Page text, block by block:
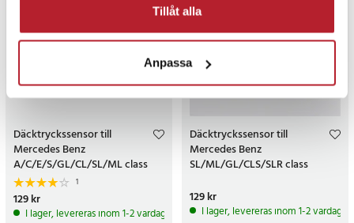
Tillåt alla
Anpassa
Däcktryckssensor till
Mercedes Benz
A/C/E/S/GL/CL/SL/ML class
1
Pris:129 kr
129 kr
I lager, levereras inom 1-2 vardagar
Däcktryckssensor till
Mercedes Benz
SL/ML/GL/CLS/SLR class
Pris:129 kr
129 kr
I lager, levereras inom 1-2 vardagar